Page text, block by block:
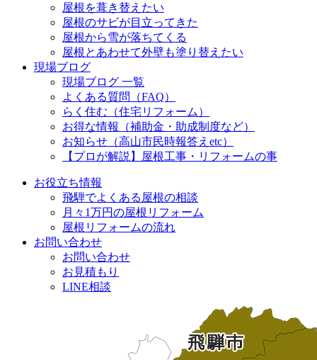
屋根を葺き替えたい
屋根のサビが目立ってきた
屋根から雪が落ちてくる
屋根とあわせて外壁も塗り替えたい
現場ブログ
現場ブログ 一覧
よくある質問（FAQ）
らく住む（住宅リフォーム）
お得な情報（補助金・助成制度など）
お知らせ（高山市民時報答えetc）
【プロが解説】屋根工事・リフォームの事
お役立ち情報
飛騨でよくある屋根の相談
月々1万円の屋根リフォーム
屋根リフォームの流れ
お問い合わせ
お問い合わせ
お見積もり
LINE相談